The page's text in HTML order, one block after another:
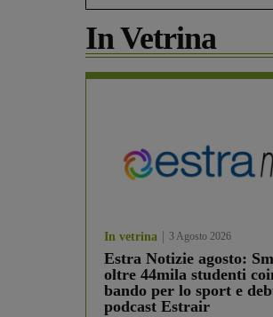
In Vetrina
In vetrina 3 Agosto 2026
Estra Notizie agosto:
oltre 44mila studenti
bando per lo sport e
podcast Estrair